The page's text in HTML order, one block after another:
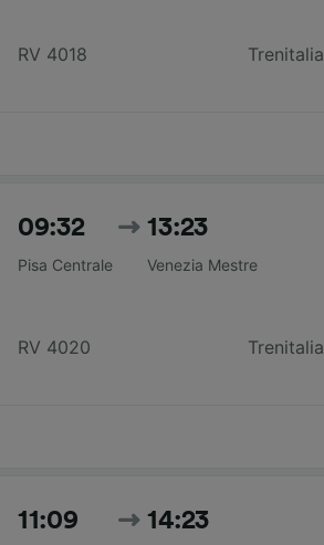
RV 4018 Trenitalia
09:32
Pisa Centrale
13:23
Venezia Mestre
RV 4020 Trenitalia
11:09 14:23